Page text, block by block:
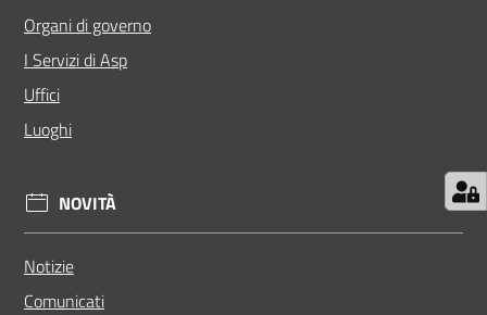
Organi di governo
I Servizi di Asp
Uffici
Luoghi
NOVITÀ
Notizie
Comunicati